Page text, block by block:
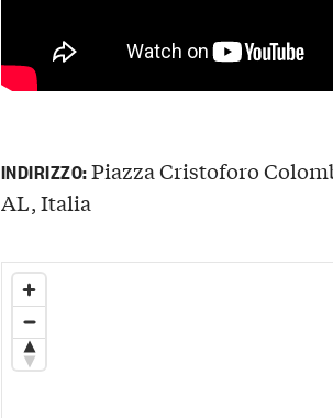
INDIRIZZO:Piazza Cristoforo
AL, Italia